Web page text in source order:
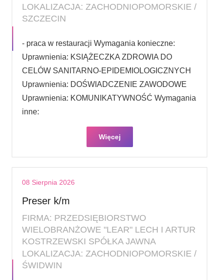
LOKALIZACJA: ZACHODNIOPOMORSKIE /
SZCZECIN
- praca w restauracji Wymagania konieczne:
Uprawnienia: KSIĄŻECZKA ZDROWIA DO
CELÓW SANITARNO-EPIDEMIOLOGICZNYCH
Uprawnienia: DOŚWIADCZENIE ZAWODOWE
Uprawnienia: KOMUNIKATYWNOŚĆ Wymagania
inne:
Więcej
08 Sierpnia 2026
Preser k/m
FIRMA: PRZEDSIĘBIORSTWO
WIELOBRANŻOWE "LEAR" LECH I ARTUR
KOSTRZEWSKI SPÓŁKA JAWNA
LOKALIZACJA: ZACHODNIOPOMORSKIE /
ŚWIDWIN